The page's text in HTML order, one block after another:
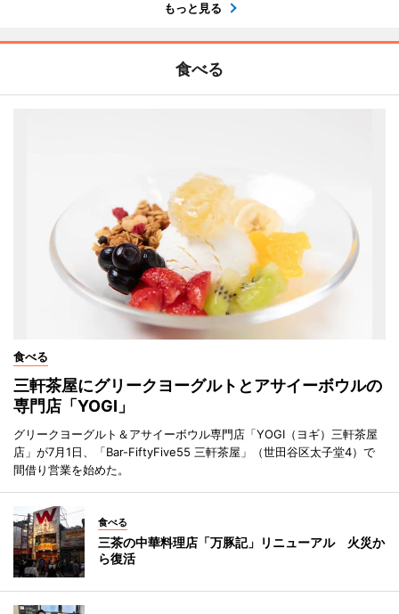
もっと見る
食べる
食べる
三軒茶屋にグリークヨーグルトとアサイーボウルの
専門店「YOGI」
グリークヨーグルト＆アサイーボウル専門店「YOGI（ヨギ）三軒茶屋
店」が7月1日、「Bar-FiftyFive55 三軒茶屋」（世田谷区太子堂4）で
間借り営業を始めた。
食べる
三茶の中華料理店「万豚記」リニューアル 火災か
ら復活